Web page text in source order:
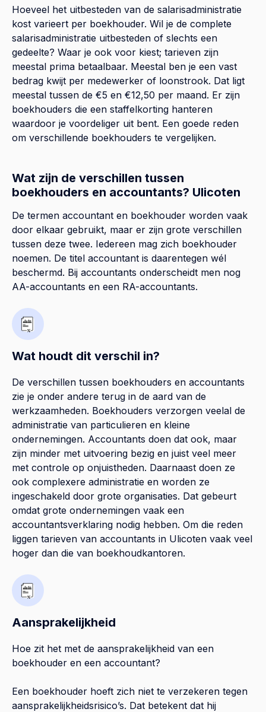
Hoeveel het uitbesteden van de salarisadministratie
kost varieert per boekhouder. Wil je de complete
salarisadministratie uitbesteden of slechts een
gedeelte? Waar je ook voor kiest; tarieven zijn
meestal prima betaalbaar. Meestal ben je een vast
bedrag kwijt per medewerker of loonstrook. Dat ligt
meestal tussen de €5 en €12,50 per maand. Er zijn
boekhouders die een staffelkorting hanteren
waardoor je voordeliger uit bent. Een goede reden
om verschillende boekhouders te vergelijken.
Wat zijn de verschillen tussen
boekhouders en accountants? Ulicoten
De termen accountant en boekhouder worden vaak
door elkaar gebruikt, maar er zijn grote verschillen
tussen deze twee. Iedereen mag zich boekhouder
noemen. De titel accountant is daarentegen wél
beschermd. Bij accountants onderscheidt men nog
AA-accountants en een RA-accountants.
Wat houdt dit verschil in?
De verschillen tussen boekhouders en accountants
zie je onder andere terug in de aard van de
werkzaamheden. Boekhouders verzorgen veelal de
administratie van particulieren en kleine
ondernemingen. Accountants doen dat ook, maar
zijn minder met uitvoering bezig en juist veel meer
met controle op onjuistheden. Daarnaast doen ze
ook complexere administratie en worden ze
ingeschakeld door grote organisaties. Dat gebeurt
omdat grote ondernemingen vaak een
accountantsverklaring nodig hebben. Om die reden
liggen tarieven van accountants in Ulicoten vaak veel
hoger dan die van boekhoudkantoren.
Aansprakelijkheid
Hoe zit het met de aansprakelijkheid van een
boekhouder en een accountant?
Een boekhouder hoeft zich niet te verzekeren tegen
aansprakelijkheidsrisico’s. Dat betekent dat hij